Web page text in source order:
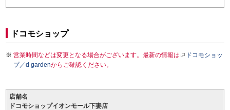
ドコモショップ
営業時間などは変更となる場合がございます。最新の情報は
ドコモショッ
プ／d gardenからご確認ください。
店舗名
ドコモショップイオンモール下妻店